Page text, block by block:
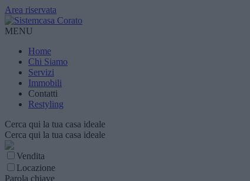
Area riservata
MENU
Home
Chi Siamo
Servizi
Immobili
Contatti
Restyling
Cerca qui la tua casa ideale
Cerca qui la tua casa ideale
Vendita
Locazione
Parola chiave